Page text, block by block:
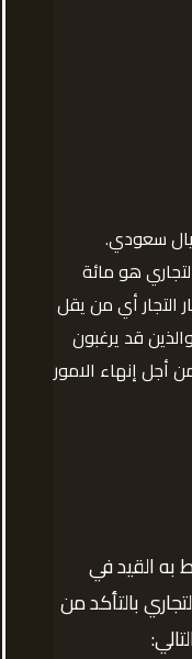
هو مائة
التجار أي من يقل
قد يرغبون
أجل إنهاء الامور
به القيد في
بالتأكد من